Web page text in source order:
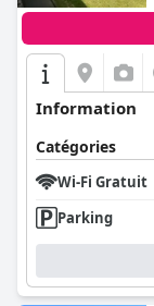
Information
Catégories
Wi-Fi Gratuit
Parking